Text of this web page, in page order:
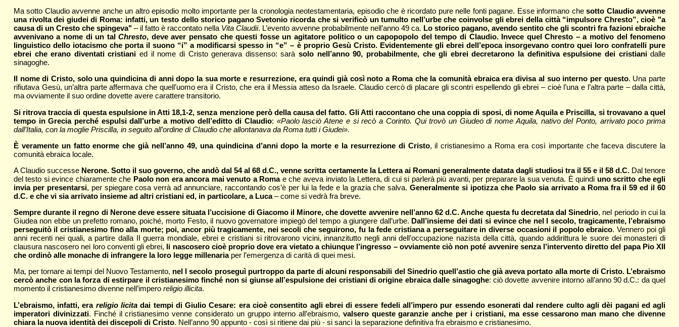
Ma sotto Claudio avvenne anche un altro episodio molto importante per la cronologia neotestamentaria, episodio che è ricordato pure nelle fonti pagane. Esse informano chesotto Claudio avvenne
una rivolta dei giudei di Roma: infatti, un testo dello storico pagano Svetonio ricorda che si verificò un tumulto nell’urbe che coinvolse gli ebrei della città “impulsore Chresto”, cioè "a
causa di un Cresto che spingeva"– il fatto è raccontato nella Vita Claudii. L’evento avvenne probabilmente nell’anno 49 ca. Lo storico pagano, avendo sentito che gli scontri fra fazioni ebraiche
avvenivano a nome di un talChresto, deve aver pensato che questi fosse un agitatore politico o un capopopolo del tempo di Claudio. Invece quel Chresto – a motivo del fenomeno
linguistico dello iotacismo che porta il suono “i” a modificarsi spesso in “e” – è proprio Gesù Cristo. Evidentemente gli ebrei dell’epoca insorgevano contro quei loro confratelli pure
ebrei che erano diventati cristiani ed il nome di Cristo generava dissenso: sarà solo nell’anno 90, probabilmente, che gli ebrei decretarono la definitiva espulsione dei cristianidalle
sinagoghe.
Il nome di Cristo, solo una quindicina di anni dopo la sua morte e resurrezione, era quindi già così noto a Roma che la comunità ebraica era divisa al suo interno per questo. Una parte
rifiutava Gesù, un’altra parte affermava che quell’uomo era il Cristo, che era il Messia atteso da Israele. Claudio cercò di placare gli scontri espellendo gli ebrei – cioè l’una e l’altra parte – dalla città,
ma ovviamente il suo ordine dovette avere carattere transitorio.
Si ritrova traccia di questa espulsione in Atti 18,1-2, senza menzione però della causa del fatto. Gli Atti raccontano che una coppia di sposi, di nome Aquila e Priscilla, si trovavano a quel
tempo in Grecia perché espulsi dall’urbe a motivo dell’editto di Claudio: «Paolo lasciò Atene e si recò a Corinto. Qui trovò un Giudeo di nome Aquila, nativo del Ponto, arrivato poco prima
dall’Italia, con la moglie Priscilla, in seguito all’ordine di Claudio che allontanava da Roma tutti i Giudei».
È veramente un fatto enorme che già nell’anno 49, una quindicina d’anni dopo la morte e la resurrezione di Cristo, il cristianesimo a Roma era così importante che faceva discutere la
comunità ebraica locale.
A Claudio successe Nerone. Sotto il suo governo, che andò dal 54 al 68 d.C., venne scritta certamente la Lettera ai Romani generalmente datata dagli studiosi tra il 55 e il 58 d.C. Dal tenore
del testo si evince chiaramente che Paolo non era ancora mai venuto a Romae che aveva inviato la Lettera, di cui si parlerà più avanti, per preparare la sua venuta. È quindi uno scritto che egli
invia per presentarsi, per spiegare cosa verrà ad annunciare, raccontando cos’è per lui la fede e la grazia che salva.Generalmente si ipotizza che Paolo sia arrivato a Roma fra il 59 ed il 60
d.C. e che vi sia arrivato insieme ad altri cristiani ed, in particolare, a Luca– come si vedrà fra breve.
Sempre durante il regno di Nerone deve essere situata l’uccisione di Giacomo il Minore, che dovette avvenire nell’anno 62 d.C. Anche questa fu decretata dal Sinedrio, nel periodo in cui la
Giudea non ebbe un prefetto romano, poiché, morto Festo, il nuovo governatore impiegò del tempo a giungere dall’urbe. Dall’insieme dei dati si evince che nel I secolo, tragicamente, l’ebraismo
perseguitò il cristianesimo fino alla morte; poi, ancor più tragicamente, nei secoli che seguirono, fu la fede cristiana a perseguitare in diverse occasioni il popolo ebraico. Vennero poi gli
anni recenti nei quali, a partire dalla II guerra mondiale, ebrei e cristiani si ritrovarono vicini, innanzitutto negli anni dell’occupazione nazista della città, quando addirittura le suore dei monasteri di
clausura nascosero nei loro conventi gli ebrei, li nascosero cioè proprio dove era vietato a chiunque l’ingresso – ovviamente ciò non poté avvenire senza l’intervento diretto del papa Pio XII
che ordinò alle monache di infrangere la loro legge millenariaper l’emergenza di carità di quei mesi.
Ma, per tornare ai tempi del Nuovo Testamento, nel I secolo proseguì purtroppo da parte di alcuni responsabili del Sinedrio quell’astio che già aveva portato alla morte di Cristo. L’ebraismo
cercò anche con la forza di estirpare il cristianesimo finché non si giunse all’espulsione dei cristiani di origine ebraica dalle sinagoghe: ciò dovette avvenire intorno all’anno 90 d.C.: da quel
momento il cristianesimo divenne nell’impero religio illicita.
L’ebraismo, infatti, era religio licita dai tempi di Giulio Cesare: era cioè consentito agli ebrei di essere fedeli all’impero pur essendo esonerati dal rendere culto agli dèi pagani ed agli
imperatori divinizzati. Finché il cristianesimo venne considerato un gruppo interno all’ebraismo, valsero queste garanzie anche per i cristiani, ma esse cessarono man mano che divenne
chiara la nuova identità dei discepoli di Cristo. Nell’anno 90 appunto - così si ritiene dai più - si sancì la separazione definitiva fra ebraismo e cristianesimo.